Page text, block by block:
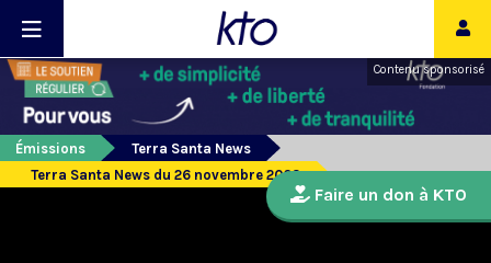
Contenu sponsorisé
Émissions
Terra Santa News
Terra Santa News du 26 novembre 2023
Faire un don à KTO